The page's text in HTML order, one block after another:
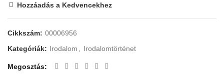
Hozzáadás a Kedvencekhez
Cikkszám: 00006956
Kategóriák: Irodalom , Irodalomtörténet
Megosztás